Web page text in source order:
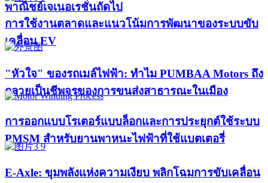
พาณิชย์เจเนอเรชั่นถัดไป
การใช้งานตลาดและแนวโน้มการพัฒนาของระบบขับ
เคลื่อน EV
"หัวใจ" ของรถเมล์ไฟฟ้า: ทำไม PUMBAA Motors ถึง
กลายเป็นชีพจรของการขนส่งสาธารณะในเมือง
การออกแบบโรเตอร์แบบล็อกและการประยุกต์ใช้ระบบ
PMSM สำหรับยานพาหนะไฟฟ้าที่ใช้แบตเตอรี่
E-Axle: ขุมพลังแห่งความเงียบ พลิกโฉมการขับเคลื่อน